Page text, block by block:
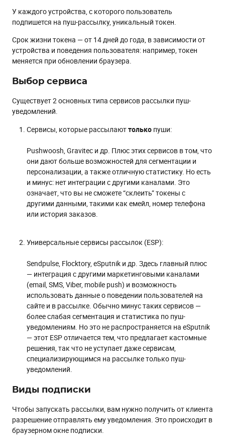
У каждого устройства, с которого пользователь
подпишется на пуш-рассылку, уникальный токен.
Срок жизни токена — от 14 дней до года, в зависимости от
устройства и поведения пользователя: например, токен
меняется при обновлении браузера.
Выбор сервиса
Существует 2 основных типа сервисов рассылки пуш-
уведомлений.
Сервисы, которые рассылаюттолько пуши:
Pushwoosh, Gravitec и др. Плюс этих сервисов в том, что
они дают больше возможностей для сегментации и
персонализации, а также отличную статистику. Но есть
и минус: нет интеграции с другими каналами. Это
означает, что вы не сможете “склеить” токены с
другими данными, такими как емейл, номер телефона
или история заказов.
Универсальные сервисы рассылок (ESP):
Sendpulse, Flocktory, eSputnik и др. Здесь главный плюс
— интеграция с другими маркетинговыми каналами
(email, SMS, Viber, mobile push) и возможность
использовать данные о поведении пользователей на
сайте и в рассылке. Обычно минус таких сервисов —
более слабая сегментация и статистика по пуш-
уведомлениям. Но это не распространяется на eSputnik
— этот ESP отличается тем, что предлагает кастомные
решения, так что не уступает даже сервисам,
специализирующимся на рассылке только пуш-
уведомлений.
Виды подписки
Чтобы запускать рассылки, вам нужно получить от клиента
разрешение отправлять ему уведомления. Это происходит в
браузерном окне подписки.